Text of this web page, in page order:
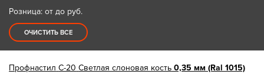
Розница: от до руб.
ОЧИСТИТЬ ВСЕ
Профнастил С-20 Светлая слоновая кость 0,35 мм (Ral 1015)